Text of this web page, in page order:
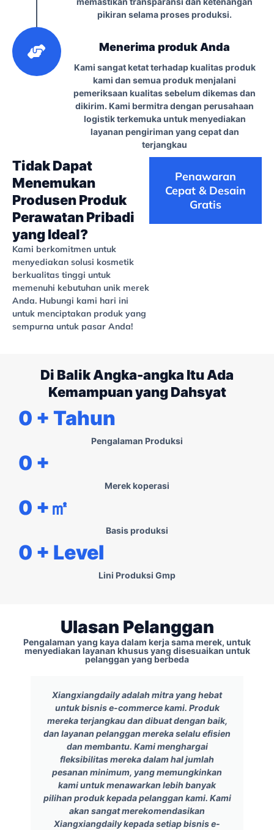
pikiran selama proses produksi.
Menerima produk Anda
Kami sangat ketat terhadap kualitas produk
kami dan semua produk menjalani
pemeriksaan kualitas sebelum dikemas dan
dikirim. Kami bermitra dengan perusahaan
logistik terkemuka untuk menyediakan
layanan pengiriman yang cepat dan
terjangkau
Tidak Dapat
Menemukan
Produsen Produk
Perawatan Pribadi
yang Ideal?
Kami berkomitmen untuk
menyediakan solusi kosmetik
berkualitas tinggi untuk
memenuhi kebutuhan unik merek
Anda. Hubungi kami hari ini
untuk menciptakan produk yang
sempurna untuk pasar Anda!
Penawaran
Cepat & Desain
Gratis
Di Balik Angka-angka Itu Ada
Kemampuan yang Dahsyat
Pengalaman Produksi
0 + Tahun
Merek koperasi
0 +
Basis produksi
0 +㎡
Lini Produksi Gmp
0 + Level
Ulasan Pelanggan
Pengalaman yang kaya dalam kerja sama merek, untuk
menyediakan layanan khusus yang disesuaikan untuk
pelanggan yang berbeda
Xiangxiangdaily adalah mitra yang hebat
untuk bisnis e-commerce kami. Produk
mereka terjangkau dan dibuat dengan baik,
dan layanan pelanggan mereka selalu efisien
dan membantu. Kami menghargai
fleksibilitas mereka dalam hal jumlah
pesanan minimum, yang memungkinkan
kami untuk menawarkan lebih banyak
pilihan produk kepada pelanggan kami. Kami
akan sangat merekomendasikan
Xiangxiangdaily kepada setiap bisnis e-